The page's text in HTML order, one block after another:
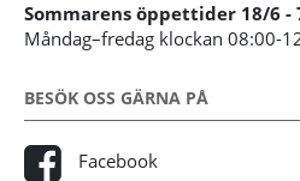
Sommarens öppettider 18/6 -
Måndag–fredag klockan 08:00-
BESÖK OSS GÄRNA PÅ
Facebook